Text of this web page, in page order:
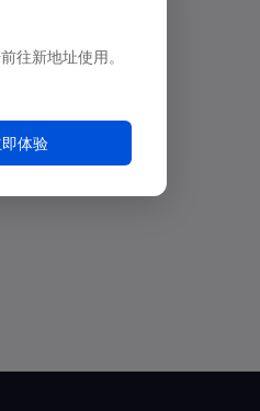
往新地址使用。
体验